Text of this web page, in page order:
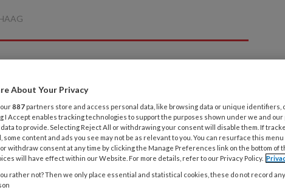
deze auteur
About Your Privacy
887 partners store and access personal data, like browsing data or unique identifiers,
I Accept enables tracking technologies to support the purposes shown under we and
to provide. Selecting Reject All or withdrawing your consent will disable them. If
some content and ads you see may not be as relevant to you. You can resurface this
withdraw consent at any time by clicking the Manage Preferences link on the bottom of
will have effect within our Website. For more details, refer to our Privacy Policy.
rather not? Then we only place essential and statistical cookies, these do not record